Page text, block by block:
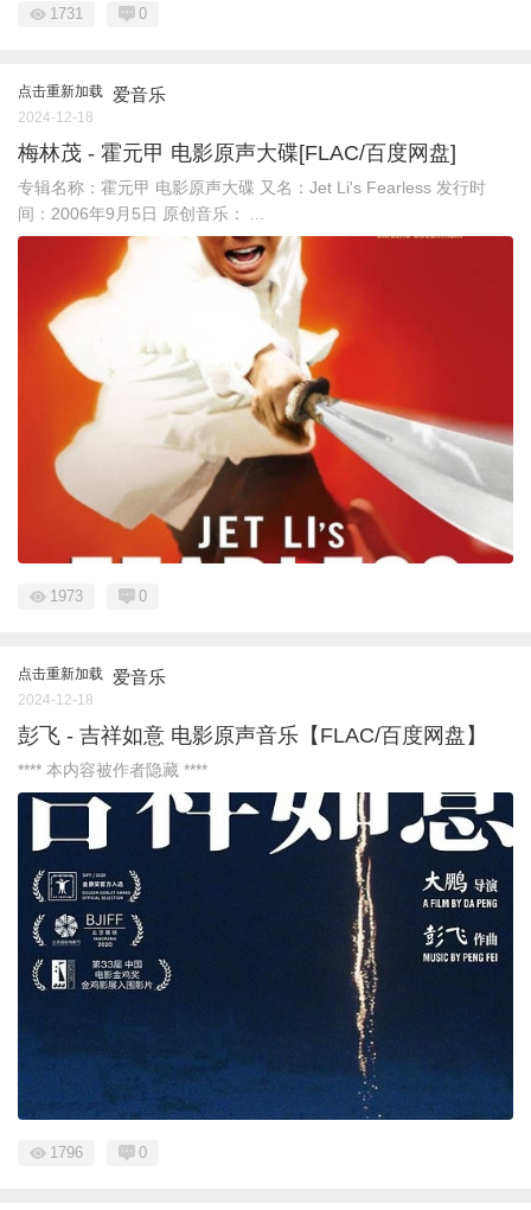
1731 0
点击重新加载 爱音乐
2024-12-18
梅林茂 - 霍元甲 电影原声大碟[FLAC/百度网盘]
专辑名称：霍元甲 电影原声大碟 又名：Jet Li's Fearless 发行时
间：2006年9月5日 原创音乐： ...
1973 0
点击重新加载 爱音乐
2024-12-18
彭飞 - 吉祥如意 电影原声音乐【FLAC/百度网盘】
**** 本内容被作者隐藏 ****
1796 0